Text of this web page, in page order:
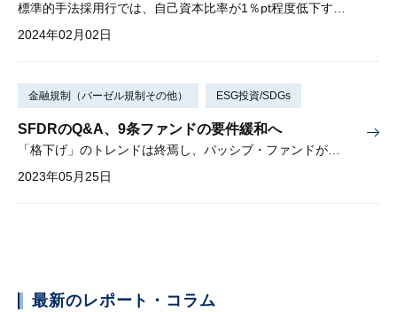
標準的手法採用行では、自己資本比率が1％pt程度低下する可能性
2024年02月02日
金融規制（バーゼル規制その他） ESG投資/SDGs
SFDRのQ&A、9条ファンドの要件緩和へ
2023年05月25日
最新のレポート・コラム